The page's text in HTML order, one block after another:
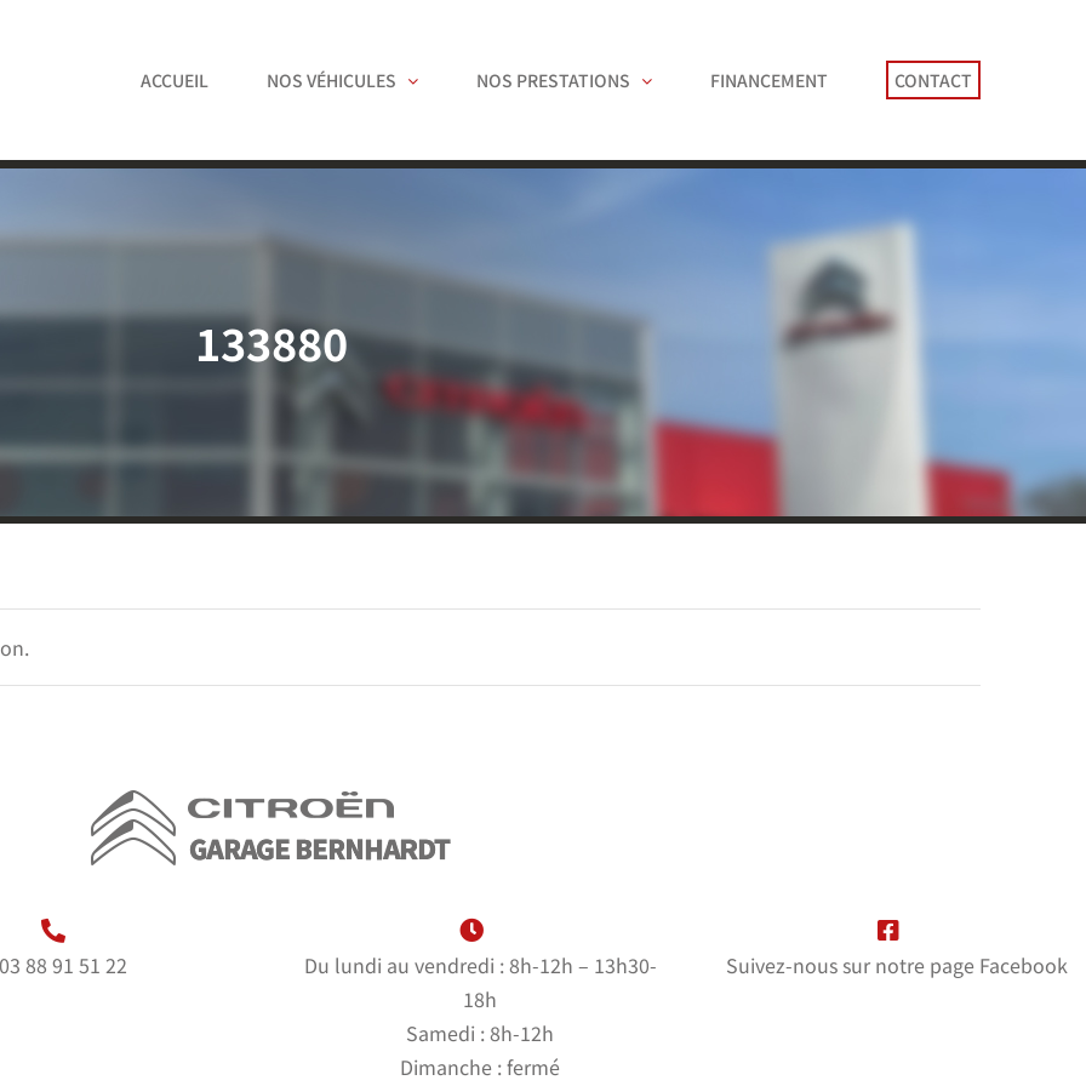
ACCUEIL NOS VÉHICULES NOS PRESTATIONS FINANCEMENT CONTACT
133880
03 88 91 51 22
Du lundi au vendredi : 8h-12h – 13h30-
18h
Samedi : 8h-12h
Dimanche : fermé
Suivez-nous sur notre page Facebook